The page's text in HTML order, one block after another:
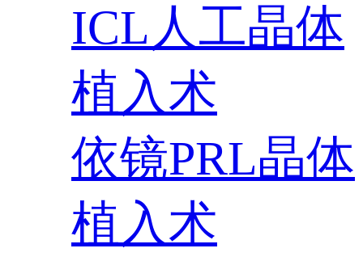
ICL人工晶体
植入术
依镜PRL晶体
植入术